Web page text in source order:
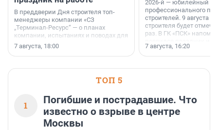
В преддверии Дня строителя топ-
менеджеры компании «СЗ
„Терминал-Ресурс“ — о планах
компании, испытаниях и поводах для
осторожного оптимизма.
7 августа, 18:00
2026-й — юбилейный
профессионального
строителей. 9 августа
строителя будет
раз. В ГК «ПСК»
поменялась роль
7 августа, 16:20
ТОП 5
1
Погибшие и пострадавшие. Что
известно о взрыве в центре
Москвы